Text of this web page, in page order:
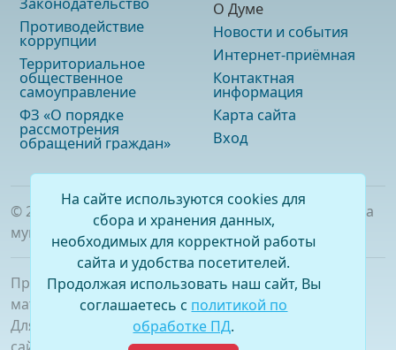
Противодействие
коррупции
Территориальное
общественное
самоуправление
ФЗ «О порядке
рассмотрения
обращений граждан»
О Думе
Новости и события
Интернет-приёмная
Контактная
информация
Карта сайта
Вход
© 2026
. Официальный сайт Думы городского округа
муниципального образования «город Саянск»
При полном или частичном использовании
материалов ссылка на сайт обязательна.
Для сетевых изданий обязательна гиперссылка на
На сайте используются cookies для
сбора и хранения данных,
необходимых для корректной работы
сайта и удобства посетителей.
Продолжая использовать наш сайт, Вы
соглашаетесь с политикой по
обработке ПД.